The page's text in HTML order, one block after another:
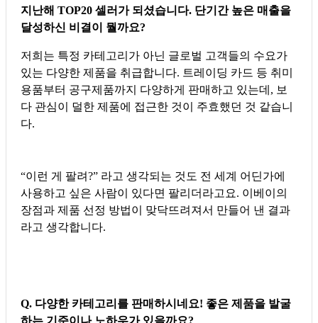
지난해 TOP20 셀러가 되셨습니다. 단기간 높은 매출을
달성하신 비결이 뭘까요?
저희는 특정 카테고리가 아닌 글로벌 고객들의 수요가
있는 다양한 제품을 취급합니다. 트레이딩 카드 등 취미
용품부터 공구제품까지 다양하게 판매하고 있는데, 보
다 관심이 덜한 제품에 접근한 것이 주효했던 것 같습니
다.
“이런 게 팔려?” 라고 생각되는 것도 전 세계 어딘가에
사용하고 싶은 사람이 있다면 팔리더라고요. 이베이의
장점과 제품 선정 방법이 맞닥뜨려져서 만들어 낸 결과
라고 생각합니다.
Q. 다양한 카테고리를 판매하시네요! 좋은 제품을 발굴
하는 기준이나 노하우가 있을까요?